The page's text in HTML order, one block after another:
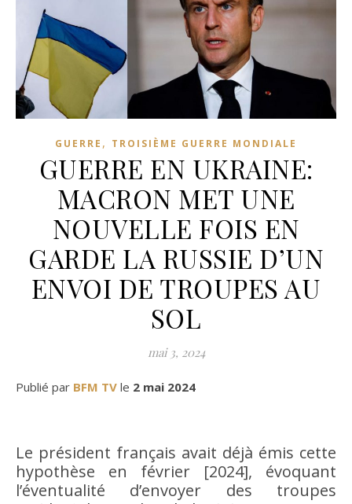
GUERRE , TROISIÈME GUERRE MONDIALE
GUERRE EN UKRAINE:
MACRON MET UNE
NOUVELLE FOIS EN
GARDE LA RUSSIE D’UN
ENVOI DE TROUPES AU
SOL
mai 3, 2024
Publié par BFM TV le 2 mai 2024
Le président français avait déjà émis cette
hypothèse en février [2024], évoquant
l’éventualité d’envoyer des troupes